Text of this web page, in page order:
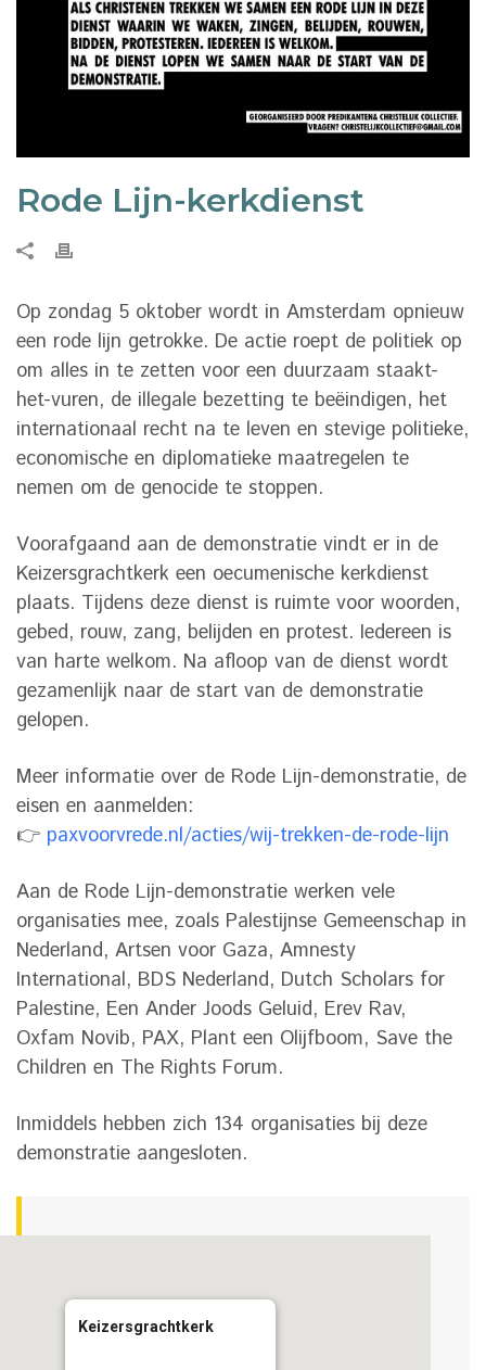
Rode Lijn-kerkdienst
Op zondag 5 oktober wordt in Amsterdam opnieuw
een rode lijn getrokke. De actie roept de politiek op
om alles in te zetten voor een duurzaam staakt-
het-vuren, de illegale bezetting te beëindigen, het
internationaal recht na te leven en stevige politieke,
economische en diplomatieke maatregelen te
nemen om de genocide te stoppen.
Voorafgaand aan de demonstratie vindt er in de
Keizersgrachtkerk een oecumenische kerkdienst
plaats. Tijdens deze dienst is ruimte voor woorden,
gebed, rouw, zang, belijden en protest. Iedereen is
van harte welkom. Na afloop van de dienst wordt
gezamenlijk naar de start van de demonstratie
gelopen.
Meer informatie over de Rode Lijn-demonstratie, de
eisen en aanmelden:
👉 paxvoorvrede.nl/acties/wij-trekken-de-rode-lijn
Aan de Rode Lijn-demonstratie werken vele
organisaties mee, zoals Palestijnse Gemeenschap in
Nederland, Artsen voor Gaza, Amnesty
International, BDS Nederland, Dutch Scholars for
Palestine, Een Ander Joods Geluid, Erev Rav,
Oxfam Novib, PAX, Plant een Olijfboom, Save the
Children en The Rights Forum.
Inmiddels hebben zich 134 organisaties bij deze
demonstratie aangesloten.
Keizersgrachtkerk